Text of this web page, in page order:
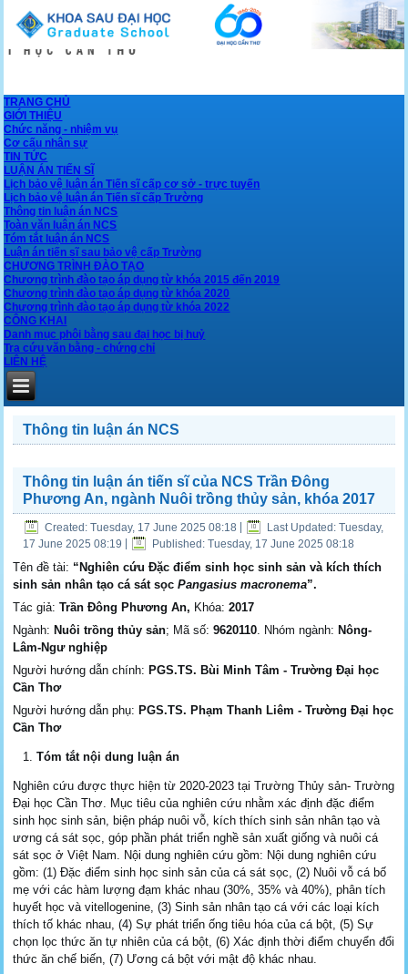
TRANG CHỦ
GIỚI THIỆU
Chức năng - nhiệm vụ
Cơ cấu nhân sự
TIN TỨC
LUẬN ÁN TIẾN SĨ
Lịch bảo vệ luận án Tiến sĩ cấp cơ sở - trực tuyến
Lịch bảo vệ luận án Tiến sĩ cấp Trường
Thông tin luận án NCS
Toàn văn luận án NCS
Tóm tắt luận án NCS
Luận án tiến sĩ sau bảo vệ cấp Trường
CHƯƠNG TRÌNH ĐÀO TẠO
Chương trình đào tạo áp dụng từ khóa 2015 đến 2019
Chương trình đào tạo áp dụng từ khóa 2020
Chương trình đào tạo áp dụng từ khóa 2022
CÔNG KHAI
Danh mục phôi bằng sau đại học bị huỷ
Tra cứu văn bằng - chứng chỉ
LIÊN HỆ
Thông tin luận án NCS
Thông tin luận án tiến sĩ của NCS Trần Đông
Phương An, ngành Nuôi trồng thủy sản, khóa 2017
Created: Tuesday, 17 June 2025 08:18
Last Updated: Tuesday,
17 June 2025 08:19
Published: Tuesday, 17 June 2025 08:18
Tên đề tài: “Nghiên cứu Đặc điểm sinh học sinh sản và kích thích
sinh sản nhân tạo cá sát sọcPangasius macronema”.
Tác giả:Trần Đông Phương An, Khóa:2017
Ngành: Nuôi trồng thủy sản; Mã số:9620110. Nhóm ngành: Nông-
Lâm-Ngư nghiệp
Người hướng dẫn chính: PGS.TS. Bùi Minh Tâm - Trường Đại học
Cần Thơ
Người hướng dẫn phụ: PGS.TS. Phạm Thanh Liêm - Trường Đại học
Cần Thơ
Tóm tắt nội dung luận án
Nghiên cứu được thực hiện từ 2020-2023 tại Trường Thủy sản- Trường
Đại học Cần Thơ. Mục tiêu của nghiên cứu nhằm xác định đặc điểm
sinh học sinh sản, biện pháp nuôi vỗ, kích thích sinh sản nhân tạo và
ương cá sát sọc, góp phần phát triển nghề sản xuất giống và nuôi cá
sát sọc ở Việt Nam. Nội dung nghiên cứu gồm: Nội dung nghiên cứu
gồm: (1) Đặc điểm sinh học sinh sản của cá sát sọc, (2) Nuôi vỗ cá bố
mẹ với các hàm lượng đạm khác nhau (30%, 35% và 40%), phân tích
huyết học và vitellogenine, (3) Sinh sản nhân tạo cá với các loại kích
thích tố khác nhau, (4) Sự phát triển ống tiêu hóa của cá bột, (5) Sự
chọn lọc thức ăn tự nhiên của cá bột, (6) Xác định thời điểm chuyển đổi
thức ăn chế biến, (7) Ương cá bột với mật độ khác nhau.